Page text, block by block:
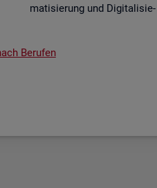
ma­ti­sie­rung und Di­gi­ta­li­sie­
Be­ru­fen